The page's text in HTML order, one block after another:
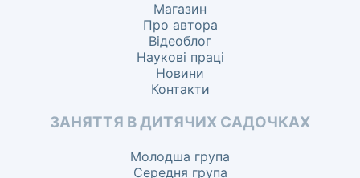
Магазин
Про автора
Відеоблог
Наукові праці
Новини
Контакти
ЗАНЯТТЯ В ДИТЯЧИХ САДОЧКАХ
Молодша група
Середня група